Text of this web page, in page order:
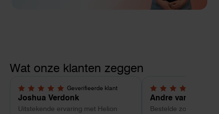
Wat onze klanten zeggen
Geverifieerde klant
5,0 van 5 sterren
Joshua Verdonk
Uitstekende ervaring met Helion
4 van 5 sterren
Andre van
Bestelde